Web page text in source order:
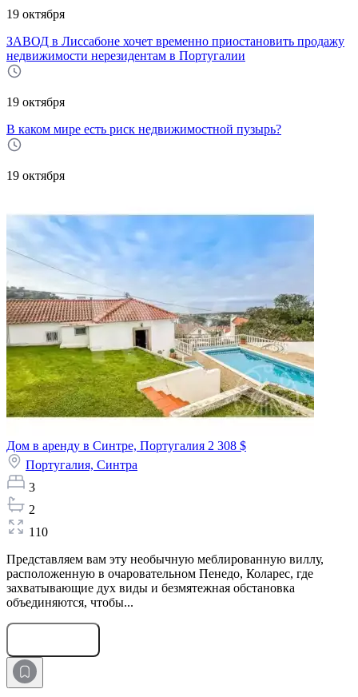
19 октября
ЗАВОД в Лиссабоне хочет временно приостановить продажу
недвижимости нерезидентам в Португалии
19 октября
В каком мире есть риск недвижимостной пузырь?
19 октября
Дом в аренду в Синтре, Португалия 2 308 $
Португалия, Синтра
3
2
110
Представляем вам эту необычную меблированную виллу,
расположенную в очаровательном Пенедо, Коларес, где
захватывающие дух виды и безмятежная обстановка
объединяются, чтобы...